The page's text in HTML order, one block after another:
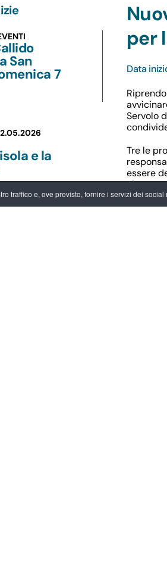
traffico e, ove previsto, fornire i servizi dei social
San
7
e la
per
Data
Servolo
Tre le
essere
classe